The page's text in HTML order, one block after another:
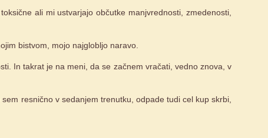
ali mi ustvarjajo občutke manjvrednosti, zmedenosti,
bistvom, mojo najglobljo naravo.
In takrat je na meni, da se začnem vračati, vedno znova, v
resnično v sedanjem trenutku, odpade tudi cel kup skrbi,